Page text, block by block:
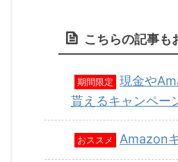
こちらの記事も
期間限定
現金や
貰えるキャンペー
おススメ Amazon